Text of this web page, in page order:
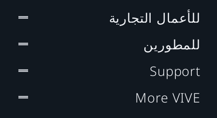
للأعمال التجارية
للمطورين
Support
More VIVE